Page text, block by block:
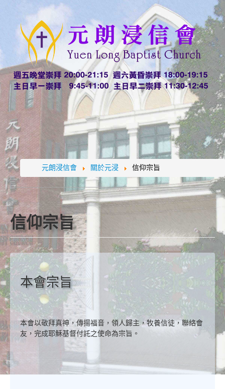
元朗浸信會 關於元浸 信仰宗旨
信仰宗旨
本會宗旨
本會以敬拜真神，傳揚福音，領人歸主，牧養信徒，聯絡會
友，完成耶穌基督付託之使命為宗旨。